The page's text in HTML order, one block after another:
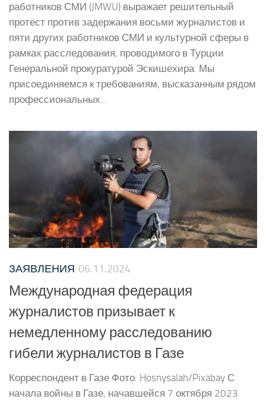
работников СМИ (JMWU) выражает решительный
протест против задержания восьми журналистов и
пяти других работников СМИ и культурной сферы в
рамках расследования, проводимого в Турции
Генеральной прокуратурой Эскишехира. Мы
присоединяемся к требованиям, высказанным рядом
профессиональных...
ЗАЯВЛЕНИЯ 06.11.2024
Международная федерация
журналистов призывает к
немедленному расследованию
гибели журналистов в Газе
Корреспондент в Газе Фото: Hosnysalah/Pixabay С
начала войны в Газе, начавшейся 7 октября 2023